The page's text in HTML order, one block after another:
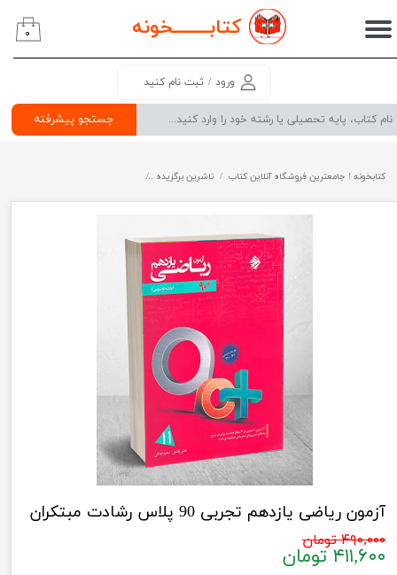
کتابــــــــخونه
جستجو پیشرفته
ورود / ثبت نام کنید
حساب کاربری من
سفارشات
۰
کتابخونه ! جامعترین فروشگاه آنلاین کتاب ناشرین برگزیده
آزمون ریاضی یازدهم تجربی 90 پلاس رشادت مبتکران
۴۹۰,۰۰۰ تومان
۴۱۱,۶۰۰ تومان